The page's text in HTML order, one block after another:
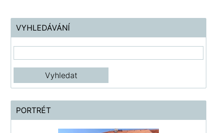
VYHLEDÁVÁNÍ
PORTRÉT